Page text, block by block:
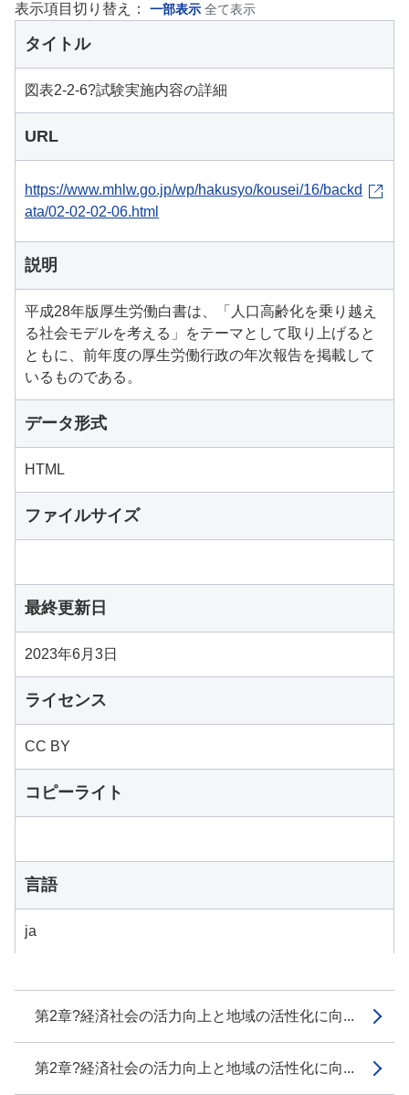
第2章?経済社会の活力向上と地域の活性化に向...
第2章?経済社会の活力向上と地域の活性化に向...
表示項目切り替え： 一部表示 全て表示
タイトル
図表2-2-6?試験実施内容の詳細
URL
https://www.mhlw.go.jp/wp/hakusyo/kousei/16/backd
ata/02-02-02-06.html
説明
平成28年版厚生労働白書は、「人口高齢化を乗り越え
る社会モデルを考える」をテーマとして取り上げると
ともに、前年度の厚生労働行政の年次報告を掲載して
いるものである。
データ形式
HTML
ファイルサイズ
最終更新日
2023年6月3日
ライセンス
CC BY
コピーライト
言語
ja